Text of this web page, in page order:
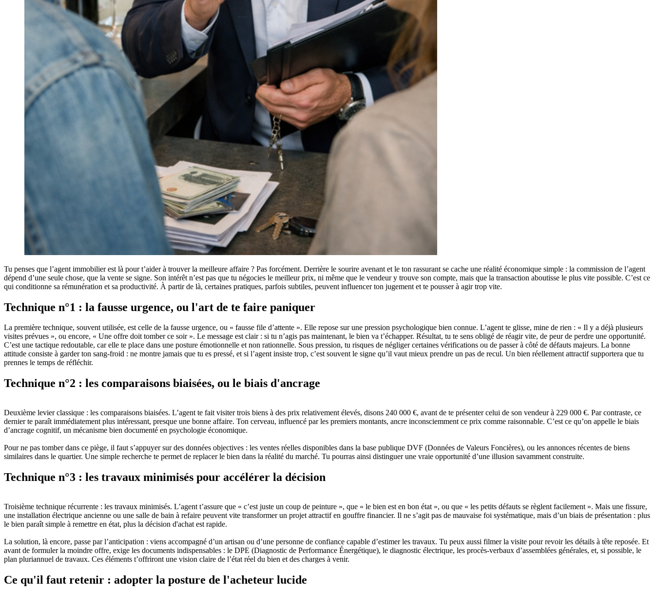
Tu penses que l’agent immobilier est là pour t’aider à trouver la meilleure affaire ? Pas forcément. Derrière le sourire avenant et le ton rassurant se cache une réalité économique simple : la commission de l’agent
dépend d’une seule chose, que la vente se signe. Son intérêt n’est pas que tu négocies le meilleur prix, ni même que le vendeur y trouve son compte, mais que la transaction aboutisse le plus vite possible. C’est ce
qui conditionne sa rémunération et sa productivité. À partir de là, certaines pratiques, parfois subtiles, peuvent influencer ton jugement et te pousser à agir trop vite.
Technique n°1 : la fausse urgence, ou l'art de te faire paniquer
La première technique, souvent utilisée, est celle de la fausse urgence, ou « fausse file d’attente ». Elle repose sur une pression psychologique bien connue. L’agent te glisse, mine de rien : « Il y a déjà plusieurs
visites prévues », ou encore, « Une offre doit tomber ce soir ». Le message est clair : si tu n’agis pas maintenant, le bien va t’échapper. Résultat, tu te sens obligé de réagir vite, de peur de perdre une opportunité.
C’est une tactique redoutable, car elle te place dans une posture émotionnelle et non rationnelle. Sous pression, tu risques de négliger certaines vérifications ou de passer à côté de défauts majeurs. La bonne
attitude consiste à garder ton sang-froid : ne montre jamais que tu es pressé, et si l’agent insiste trop, c’est souvent le signe qu’il vaut mieux prendre un pas de recul. Un bien réellement attractif supportera que tu
prennes le temps de réfléchir.
Technique n°2 : les comparaisons biaisées, ou le biais d'ancrage
Deuxième levier classique : les comparaisons biaisées. L’agent te fait visiter trois biens à des prix relativement élevés, disons 240 000 €, avant de te présenter celui de son vendeur à 229 000 €. Par contraste, ce
dernier te paraît immédiatement plus intéressant, presque une bonne affaire. Ton cerveau, influencé par les premiers montants, ancre inconsciemment ce prix comme raisonnable. C’est ce qu’on appelle le biais
d’ancrage cognitif, un mécanisme bien documenté en psychologie économique.
Pour ne pas tomber dans ce piège, il faut s’appuyer sur des données objectives : les ventes réelles disponibles dans la base publique DVF (Données de Valeurs Foncières), ou les annonces récentes de biens
similaires dans le quartier. Une simple recherche te permet de replacer le bien dans la réalité du marché. Tu pourras ainsi distinguer une vraie opportunité d’une illusion savamment construite.
Technique n°3 : les travaux minimisés pour accélérer la décision
Troisième technique récurrente : les travaux minimisés. L’agent t’assure que « c’est juste un coup de peinture », que « le bien est en bon état », ou que « les petits défauts se règlent facilement ». Mais une fissure,
une installation électrique ancienne ou une salle de bain à refaire peuvent vite transformer un projet attractif en gouffre financier. Il ne s’agit pas de mauvaise foi systématique, mais d’un biais de présentation : plus
le bien paraît simple à remettre en état, plus la décision d'achat est rapide.
La solution, là encore, passe par l’anticipation : viens accompagné d’un artisan ou d’une personne de confiance capable d’estimer les travaux. Tu peux aussi filmer la visite pour revoir les détails à tête reposée. Et
avant de formuler la moindre offre, exige les documents indispensables : le DPE (Diagnostic de Performance Énergétique), le diagnostic électrique, les procès-verbaux d’assemblées générales, et, si possible, le
plan pluriannuel de travaux. Ces éléments t’offriront une vision claire de l’état réel du bien et des charges à venir.
Ce qu'il faut retenir : adopter la posture de l'acheteur lucide